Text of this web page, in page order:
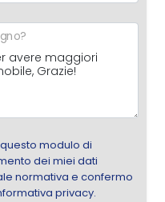
modulo di
dei miei dati
normativa e confermo
privacy.